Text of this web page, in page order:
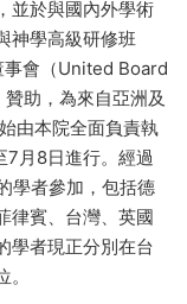
並於與國內外學術
神學高級研修班
事會（United Board
助，為來自亞洲及
由本院全面負責執
7月8日進行。經過
學者參加，包括德
律賓、台灣、英國
學者現正分別在台